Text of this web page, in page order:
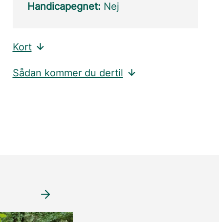
Handicapegnet: Nej
Kort
Sådan kommer du dertil